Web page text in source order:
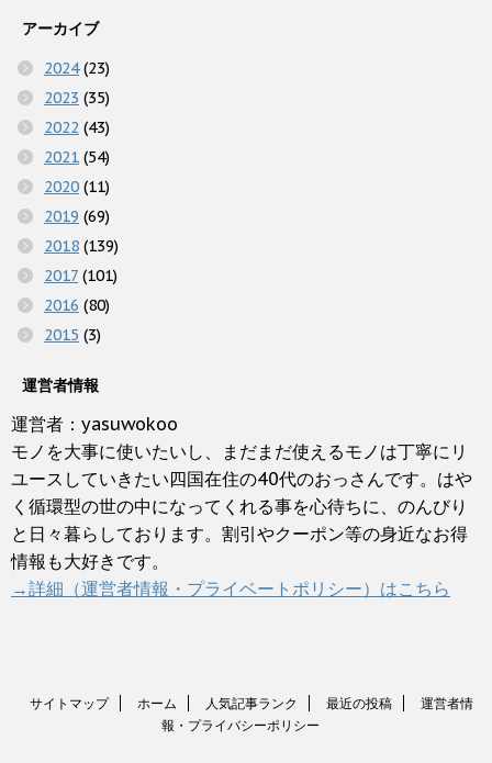
アーカイブ
2024(23)
2023 (35)
2022 (43)
2021 (54)
2020 (11)
2019 (69)
2018 (139)
2017 (101)
2016 (80)
2015 (3)
運営者情報
運営者：yasuwokoo
モノを大事に使いたいし、まだまだ使えるモノは丁寧にリ
ユースしていきたい四国在住の40代のおっさんです。はや
く循環型の世の中になってくれる事を心待ちに、のんびり
と日々暮らしております。割引やクーポン等の身近なお得
情報も大好きです。
→詳細（運営者情報・プライベートポリシー）はこちら
サイトマップ ホーム 人気記事ランク 最近の投稿
運営者情
報・プライバシーポリシー